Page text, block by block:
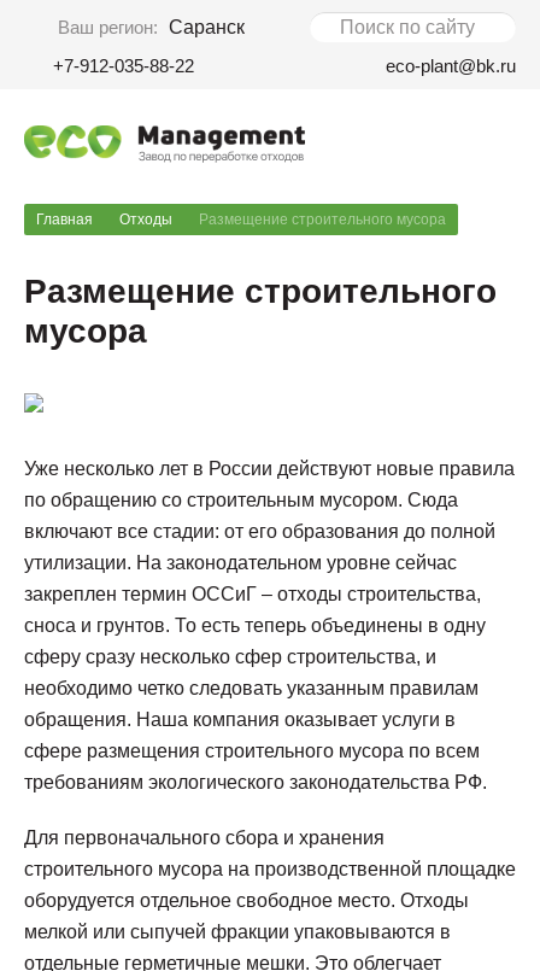
Ваш регион: Саранск
+7-912-035-88-22
eco-plant@bk.ru
Главная Отходы Размещение строительного мусора
Размещение строительного
мусора
Уже несколько лет в России действуют новые правила
по обращению со строительным мусором. Сюда
включают все стадии: от его образования до полной
утилизации. На законодательном уровне сейчас
закреплен термин ОССиГ – отходы строительства,
сноса и грунтов. То есть теперь объединены в одну
сферу сразу несколько сфер строительства, и
необходимо четко следовать указанным правилам
обращения. Наша компания оказывает услуги в
сфере размещения строительного мусора по всем
требованиям экологического законодательства РФ.
Для первоначального сбора и хранения
строительного мусора на производственной площадке
оборудуется отдельное свободное место. Отходы
мелкой или сыпучей фракции упаковываются в
отдельные герметичные мешки. Это облегчает